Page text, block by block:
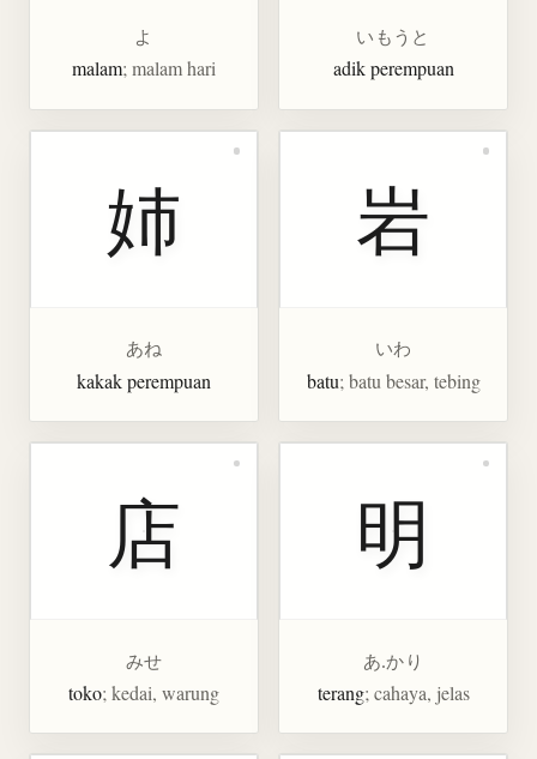
よ
malam; malam hari
いもうと
adik perempuan
姉
あね
kakak perempuan
岩
いわ
batu; batu besar, tebing
店
みせ
toko; kedai, warung
明
あ.かり
terang; cahaya, jelas